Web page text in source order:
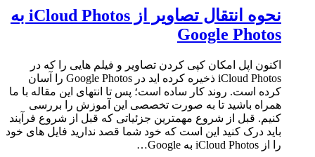
نحوه انتقال تصاویر از iCloud Photos به
Google Photos
اکنون اپل امکان کپی کردن تصاویر و فیلم هایی را که در
iCloud Photos ذخیره کرده اید در Google Photos را آسان
کرده است. روند کار ساده است؛ پس تا انتهای این مقاله با ما
همراه باشید تا به صورت تخصصی این آموزش را بررسی
کنیم. قبل از شروع مهمترین جزئیاتی که قبل از شروع فرآیند
باید درک کنید این است که خود شما قصد ندارید فایل های خود
را از iCloud Photos به Google…